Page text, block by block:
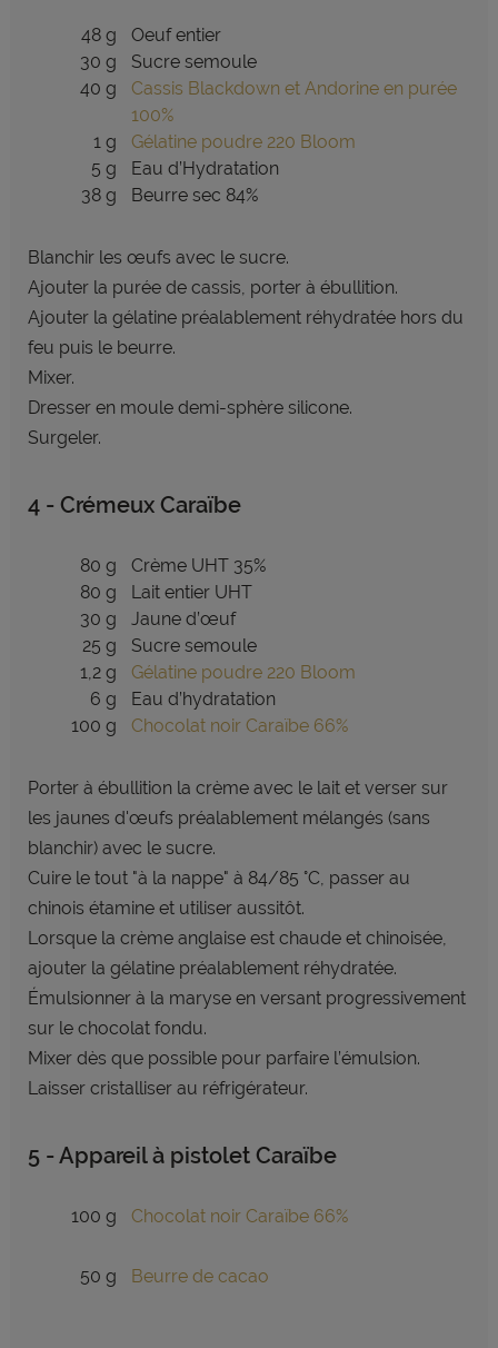
48 g
Oeuf entier
30 g
Sucre semoule
40 g
Cassis Blackdown et Andorine en purée
100%
1 g
Gélatine poudre 220 Bloom
5 g
Eau d’Hydratation
38 g
Beurre sec 84%
Blanchir les œufs avec le sucre.
Ajouter la purée de cassis, porter à ébullition.
Ajouter la gélatine préalablement réhydratée hors du
feu puis le beurre.
Mixer.
Dresser en moule demi-sphère silicone.
Surgeler.
4 - Crémeux Caraïbe
80 g
Crème UHT 35%
80 g
Lait entier UHT
30 g
Jaune d’œuf
25 g
Sucre semoule
1,2 g
Gélatine poudre 220 Bloom
6 g
Eau d’hydratation
100 g
Chocolat noir Caraïbe 66%
Porter à ébullition la crème avec le lait et verser sur
les jaunes d'œufs préalablement mélangés (sans
blanchir) avec le sucre.
Cuire le tout "à la nappe" à 84/85 °C, passer au
chinois étamine et utiliser aussitôt.
Lorsque la crème anglaise est chaude et chinoisée,
ajouter la gélatine préalablement réhydratée.
Émulsionner à la maryse en versant progressivement
sur le chocolat fondu.
Mixer dès que possible pour parfaire l’émulsion.
Laisser cristalliser au réfrigérateur.
5 - Appareil à pistolet Caraïbe
100 g Chocolat noir Caraïbe 66%
50 g Beurre de cacao